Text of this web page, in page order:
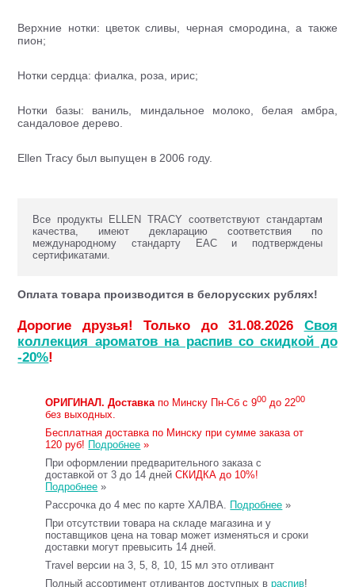
Верхние нотки: цветок сливы, черная смородина, а также
пион;
Нотки сердца: фиалка, роза, ирис;
Нотки базы: ваниль, миндальное молоко, белая амбра,
сандаловое дерево.
Ellen Tracy был выпущен в 2006 году.
Все продукты ELLEN TRACY соответствуют стандартам
качества, имеют декларацию соответствия по
международному стандарту ЕАС и подтверждены
сертификатами.
Оплата товара производится в белорусских рублях!
Дорогие друзья! Только до 31.08.2026 Своя
коллекция ароматов на распив со скидкой до
-20%!
ОРИГИНАЛ. Доставкапо Минску Пн-Сб с 900 до 2200
без выходных.
Бесплатная доставка по Минску при сумме заказа от
120 руб! Подробнее »
При оформлении предварительного заказа с
доставкой от 3 до 14 днейСКИДКА до 10%!
Подробнее »
Рассрочка до 4 мес по карте ХАЛВА. Подробнее »
При отсутствии товара на складе магазина и у
поставщиков цена на товар может изменяться и сроки
доставки могут превысить 14 дней.
Travel версии на 3, 5, 8, 10, 15 мл это отливант
Полный ассортимент отливантов доступных враспив!